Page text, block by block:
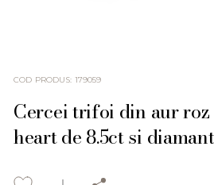
COD PRODUS: 179059
Cercei trifoi din aur roz
heart de 8.5ct si